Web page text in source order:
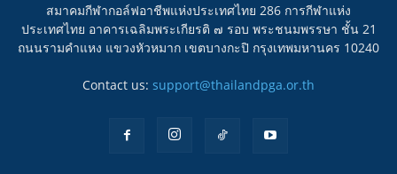
สมาคมกีฬากอล์ฟอาชีพแห่งประเทศไทย 286 การกีฬาแห่ง
ประเทศไทย อาคารเฉลิมพระเกียรติ ๗ รอบ พระชนมพรรษา ชั้น 21
ถนนรามคำแหง แขวงหัวหมาก เขตบางกะปิ กรุงเทพมหานคร 10240
Contact us: support@thailandpga.or.th